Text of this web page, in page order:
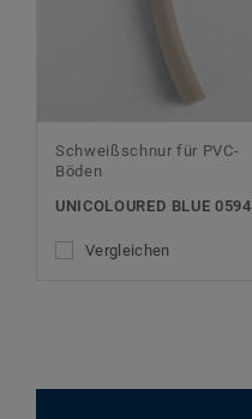
Schweißschnur für PVC-
Böden
UNICOLOURED BLUE 0594
Vergleichen